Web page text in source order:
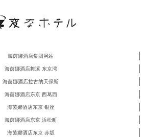
海茵娜酒店集团网站
海茵娜酒店舞滨 东京湾
海茵娜酒店拉古纳天保斯
海茵娜酒店东京 西葛西
海茵娜酒店东京 银座
海茵娜酒店东京 浜松町
海茵娜酒店东京 赤坂